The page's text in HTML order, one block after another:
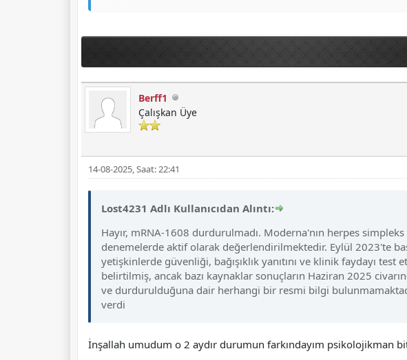
Berff1
Çalışkan Üye
14-08-2025, Saat: 22:41
Lost4231 Adlı Kullanıcıdan Alıntı:
Hayır, mRNA-1608 durdurulmadı. Moderna'nın herpes
denemelerde aktif olarak değerlendirilmektedir. Eylül 2023'te
yetişkinlerde güvenliği, bağışıklık yanıtını ve klinik faydayı
belirtilmiş, ancak bazı kaynaklar sonuçların Haziran 2025
ve durdurulduğuna dair herhangi bir resmi bilgi
verdi
İnşallah umudum o 2 aydır durumun farkındayım psikolojikman